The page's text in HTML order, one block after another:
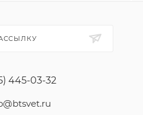
445-03-32